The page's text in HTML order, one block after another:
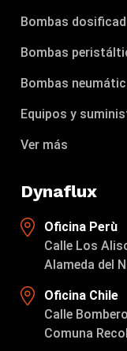
Bombas
Bombas
Bombas
Equipos y
Ver más
Dynaflux
Oficina Perù
Calle Los
Alameda del
Oficina Chile
Calle
Comuna